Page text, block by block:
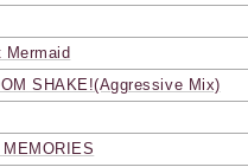
Mermaid
SHAKE!(Aggressive Mix)